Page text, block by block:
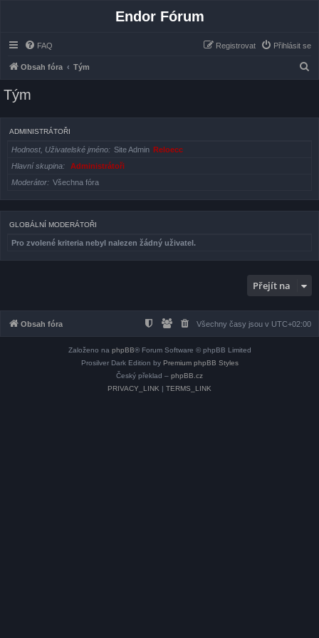
Endor Fórum
FAQ Přihlásit se
Registrovat
Obsah fóra Tým
d
Tým
ADMINISTRÁTOŘI
Hodnost, Uživatelské jméno Site Admin Reloecc
Hlavní skupina
Administrátoři
Moderátor
Všechna fóra
GLOBÁLNÍ MODERÁTOŘI
Pro zvolené kriteria nebyl nalezen žádný uživatel.
Přejít na
Obsah fóra Všechny časy jsou v UTC+02:00
Založeno na phpBB® Forum Software © phpBB Limited
Prosilver Dark Edition by Premium phpBB Styles
Český překlad – phpBB.cz
PRIVACY_LINK | TERMS_LINK